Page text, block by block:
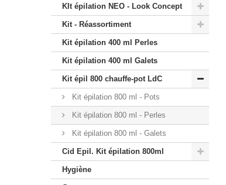
KIt épilation NEO - Look Concept
Kit - Réassortiment
Kit épilation 400 ml Perles
Kit épilation 400 ml Galets
Kit épil 800 chauffe-pot LdC
Kit épilation 800 ml - Pots
Kit épilation 800 ml - Perles
Kit épilation 800 ml - Galets
Cid Epil. Kit épilation 800ml
Hygiène